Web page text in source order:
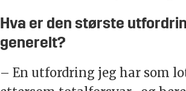
Hva er den største
generelt?
– En utfordring jeg har som